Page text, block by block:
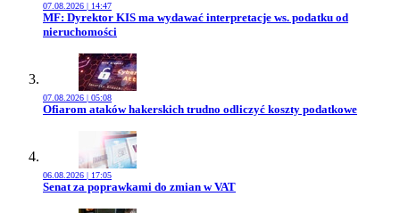
07.08.2026 | 14:47
Przejdź do artykułu:
MF: Dyrektor KIS ma wydawać interpretacje ws. podatku od
nieruchomości
07.08.2026 | 05:08
Przejdź do artykułu:
Ofiarom ataków hakerskich trudno odliczyć koszty podatkowe
06.08.2026 | 17:05
Przejdź do artykułu:
Senat za poprawkami do zmian w VAT